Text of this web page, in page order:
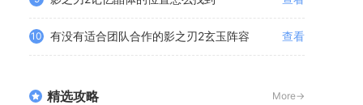
10 有没有适合团队合作的影之刃2玄玉阵容 查看
精选攻略 More->